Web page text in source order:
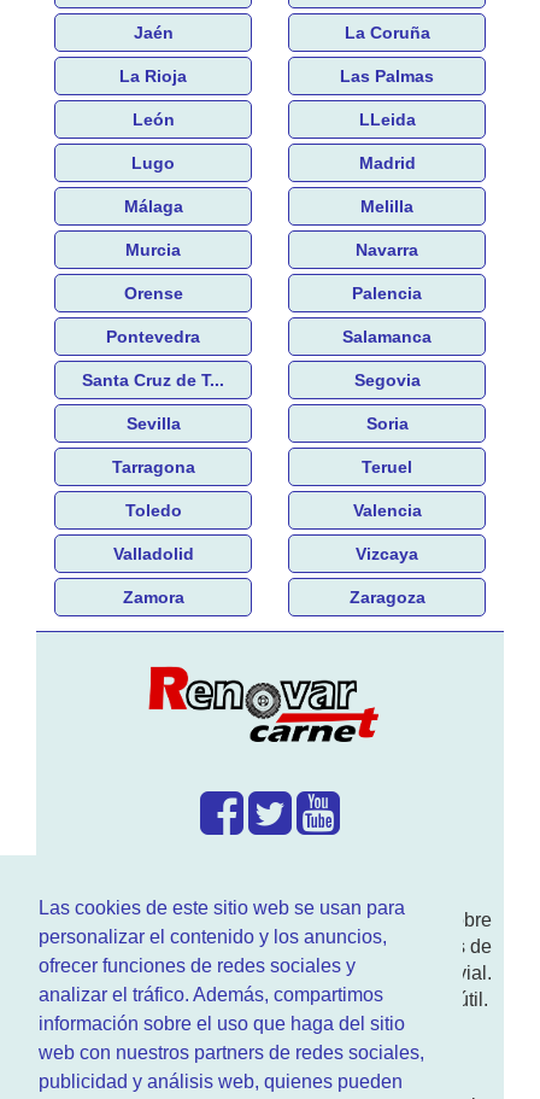
Las cookies de este sitio web se usan para
personalizar el contenido y los anuncios,
ofrecer funciones de redes sociales y
analizar el tráfico. Además, compartimos
información sobre el uso que haga del sitio
web con nuestros partners de redes sociales,
publicidad y análisis web, quienes pueden
Jaén La Coruña
La Rioja Las Palmas
León LLeida
Lugo Madrid
Málaga Melilla
Murcia Navarra
Orense Palencia
Pontevedra Salamanca
Santa Cruz de T... Segovia
Sevilla Soria
Tarragona Teruel
Toledo Valencia
Valladolid Vizcaya
Zamora Zaragoza
Enwww.RenovarCarnet.comTe contamos sobre
larenovación del permisode conducir, noticias de
actualidad motor y sobre todo seguridad vial.
Ademas tenemos todo tipo de información DGT útil.
¿Quienes somos?